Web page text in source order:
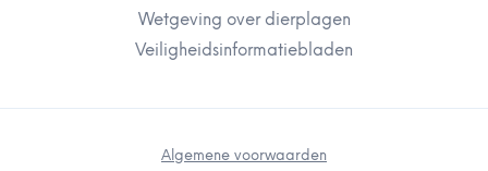
Wetgeving over dierplagen
Veiligheidsinformatiebladen
Algemene voorwaarden